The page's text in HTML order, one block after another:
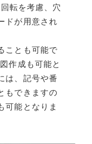
転を考慮、穴
ドが用意され
ことも可能で
作成も可能と
は、記号や番
もできますの
可能となりま